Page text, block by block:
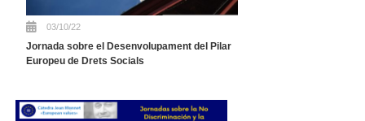
03/10/22
Jornada sobre el Desenvolupament del Pilar
Europeu de Drets Socials